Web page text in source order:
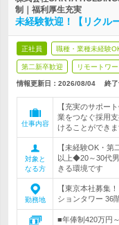
制｜福利厚生充実
未経験歓迎！【リクル
正社員 職種・業種未経験
第二新卒歓迎 リモートワ
情報更新日：2026/08/04 終了
仕事内容
【充実のサポー
業をつなぐ採用
けることができま
対象と
なる方
【未経験OK・
以上◆20～30代
きる環境です
勤務地
【東京本社募集
ションタワー 36
■年俸制420万円